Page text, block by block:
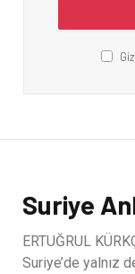
Suriye
ERTUĞRUL
Suriye’de yalnız